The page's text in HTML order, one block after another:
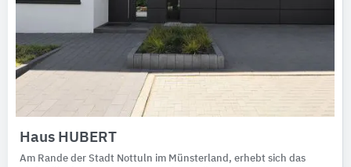
Haus HUBERT
Am Rande der Stadt Nottuln im Münsterland, erhebt sich das